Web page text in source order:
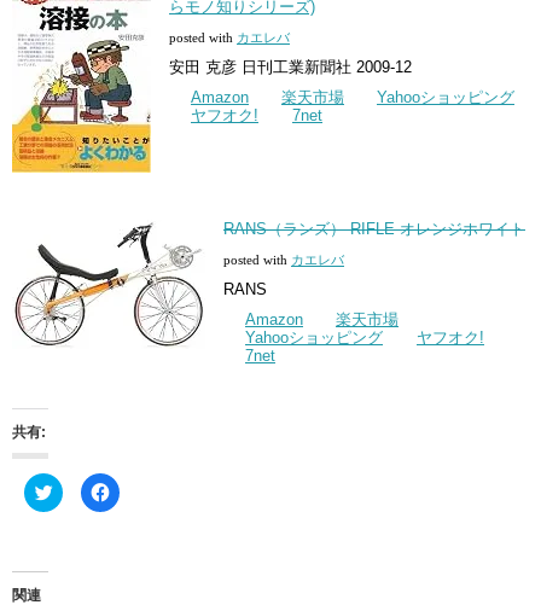
らモノ知りシリーズ)
posted with カエレバ
安田 克彦 日刊工業新聞社 2009-12
Amazon
楽天市場
Yahooショッピング
ヤフオク!
7net
RANS（ランズ） RIFLE オレンジホワイト
posted with カエレバ
RANS
Amazon
楽天市場
Yahooショッピング
ヤフオク!
7net
共有:
ク
リ
Facebook
で
関連